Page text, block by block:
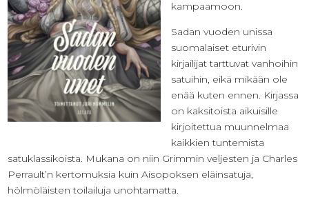
kampaamoon.
Sadan vuoden unissa
suomalaiset eturivin
kirjailijat tarttuvat vanhoihin
satuihin, eikä mikään ole
enää kuten ennen. Kirjassa
on kaksitoista aikuisille
kirjoitettua muunnelmaa
kaikkien tuntemista
satuklassikoista. Mukana on niin Grimmin veljesten ja Charles
Perrault’n kertomuksia kuin Aisopoksen eläinsatuja,
hölmöläisten toilailuja unohtamatta.